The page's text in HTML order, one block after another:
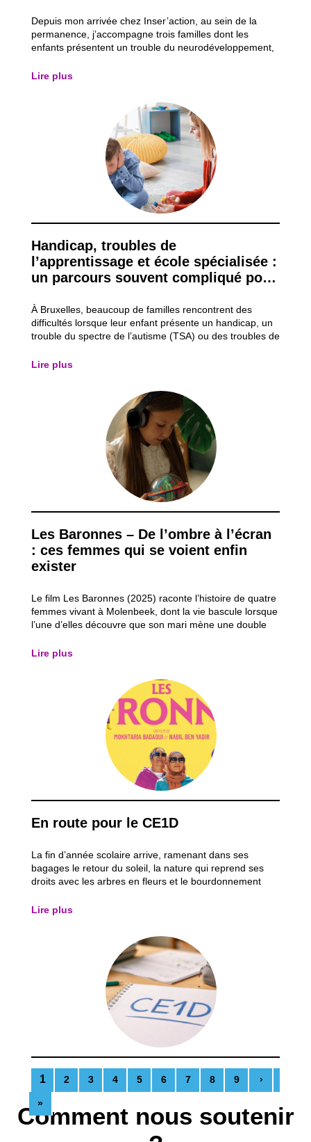
Comment nous soutenir
Depuis mon arrivée chez Inser’action, au sein de la
permanence, j’accompagne trois familles dont les
enfants présentent un trouble du neurodéveloppement,
(TSA). Ces accompagnements me permettent
Lire plus
Handicap, troubles de
l’apprentissage et école spécialisée :
un parcours souvent compliqué pour
À Bruxelles, beaucoup de familles rencontrent des
difficultés lorsque leur enfant présente un handicap, un
trouble du spectre de l’autisme (TSA) ou des troubles de
la dyspraxie (gestes). Même s’il existe des aides et des
Lire plus
Les Baronnes – De l’ombre à l’écran
: ces femmes qui se voient enfin
exister
Le film Les Baronnes (2025) raconte l’histoire de quatre
femmes vivant à Molenbeek, dont la vie bascule lorsque
l’une d’elles découvre que son mari mène une double
reprendre le contrôle de sa vie en réalisant un rêve
Lire plus
En route pour le CE1D
La fin d’année scolaire arrive, ramenant dans ses
bagages le retour du soleil, la nature qui reprend ses
droits avec les arbres en fleurs et le bourdonnement
qui donne un avant-goût de vacances… mais qui, pour
Lire plus
1 2 3 4 5 6 7 8 9 ›
»